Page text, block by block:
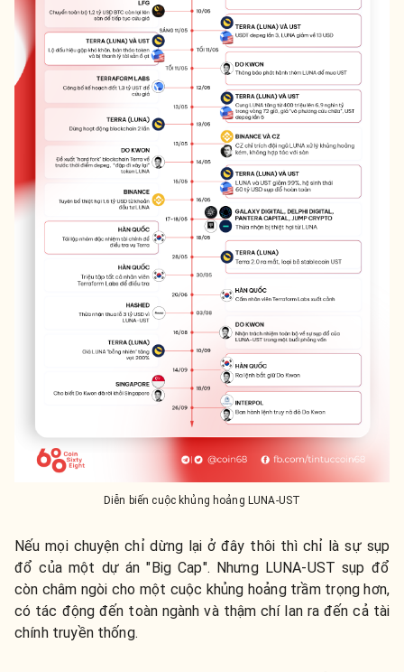
Diễn biến cuộc khủng hoảng LUNA-UST
Nếu mọi chuyện chỉ dừng lại ở đây thôi thì chỉ là sự sụp
đổ của một dự án "Big Cap". Nhưng LUNA-UST sụp đổ
còn châm ngòi cho một cuộc khủng hoảng trầm trọng hơn,
có tác động đến toàn ngành và thậm chí lan ra đến cả tài
chính truyền thống.